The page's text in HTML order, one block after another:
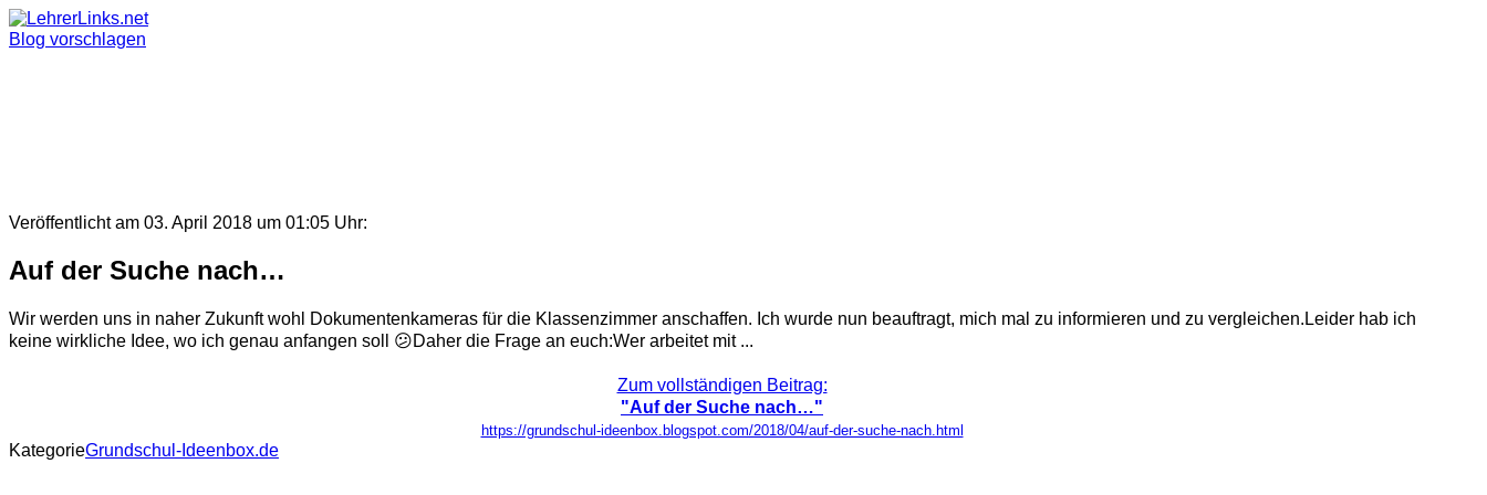
Skip
to
Blog vorschlagen
Veröffentlicht am 03. April 2018 um 01:05 Uhr:
Auf der Suche nach…
Wir werden uns in naher Zukunft wohl Dokumentenkameras für die Klassenzimmer anschaffen. Ich wurde nun beauftragt, mich mal zu informieren und zu vergleichen.Leider hab ich
keine wirkliche Idee, wo ich genau anfangen soll 😕Daher die Frage an euch:Wer arbeitet mit ...
Zum vollständigen Beitrag:
"Auf der Suche nach…"
https://grundschul-ideenbox.blogspot.com/2018/04/auf-der-suche-nach.html
KategorieGrundschul-Ideenbox.de